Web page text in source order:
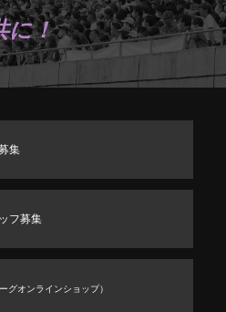
に！
集
フ募集
ーグオンラインショップ）